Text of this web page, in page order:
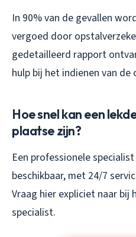
In 90% van de gevallen
vergoed door
gedetailleerd rapport
hulp bij het indienen van de
Hoe snel kan een
plaatse zijn?
Een professionele
beschikbaar, met 24/7
Vraag hier expliciet naar bij
specialist.